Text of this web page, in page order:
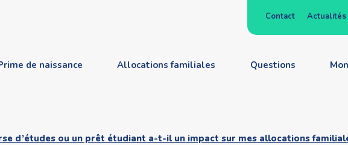
Contact Actualités
de naissance Allocations familiales Questions
d’études ou un prêt étudiant a-t-il un impact sur mes allocations